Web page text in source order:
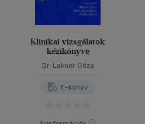
Klinikai vizsgálatok
kézikönyve
Dr. Lakner Géza
E-könyv